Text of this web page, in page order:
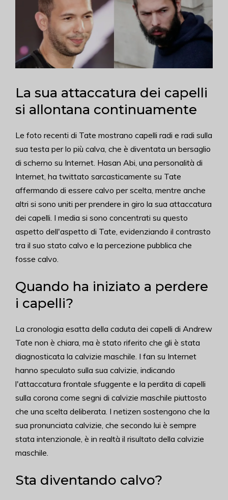
La sua attaccatura dei capelli
si allontana continuamente
Le foto recenti di Tate mostrano capelli radi e radi sulla
sua testa per lo più calva, che è diventata un bersaglio
di scherno su Internet. Hasan Abi, una personalità di
Internet, ha twittato sarcasticamente su Tate
affermando di essere calvo per scelta, mentre anche
altri si sono uniti per prendere in giro la sua attaccatura
dei capelli. I media si sono concentrati su questo
aspetto dell'aspetto di Tate, evidenziando il contrasto
tra il suo stato calvo e la percezione pubblica che
fosse calvo.
Quando ha iniziato a perdere
i capelli?
La cronologia esatta della caduta dei capelli di Andrew
Tate non è chiara, ma è stato riferito che gli è stata
diagnosticata la calvizie maschile. I fan su Internet
hanno speculato sulla sua calvizie, indicando
l'attaccatura frontale sfuggente e la perdita di capelli
sulla corona come segni di calvizie maschile piuttosto
che una scelta deliberata. I netizen sostengono che la
sua pronunciata calvizie, che secondo lui è sempre
stata intenzionale, è in realtà il risultato della calvizie
maschile.
Sta diventando calvo?